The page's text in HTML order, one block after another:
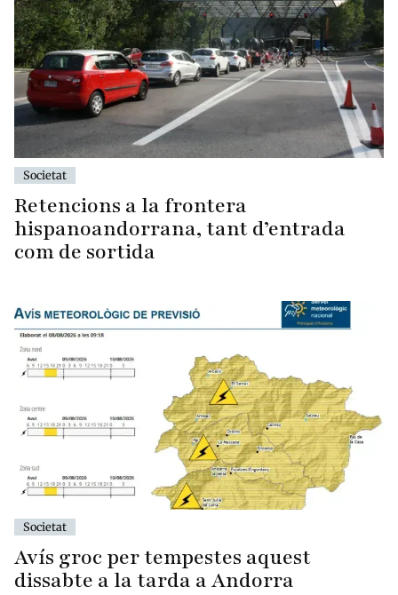
Societat
Retencions a la frontera
hispanoandorrana, tant d’entrada
com de sortida
Societat
Avís groc per tempestes aquest
dissabte a la tarda a Andorra